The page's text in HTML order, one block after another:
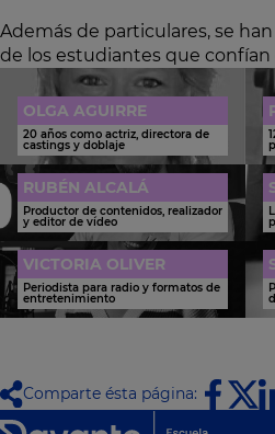
Además de particulares, se
de los estudiantes que confían
OLGA AGUIRRE
20 años como actriz, directora de
castings y doblaje
RUBÉN ALCALÁ
Productor de contenidos, realizador
y editor de vídeo
VICTORIA OLIVER
Periodista para radio y formatos de
entretenimiento
Comparte ésta página: